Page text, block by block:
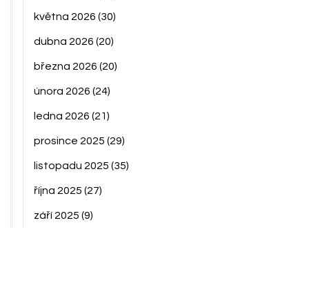
května 2026 (30)
dubna 2026 (20)
března 2026 (20)
února 2026 (24)
ledna 2026 (21)
prosince 2025 (29)
listopadu 2025 (35)
října 2025 (27)
září 2025 (9)